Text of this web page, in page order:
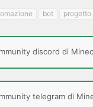
bot progetto
discord di
telegram di